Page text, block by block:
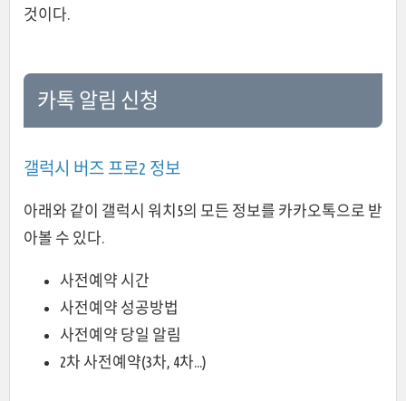
것이다.
카톡 알림 신청
갤럭시 버즈 프로2 정보
아래와 같이 갤럭시 워치5의 모든 정보를 카카오톡으로 받
아볼 수 있다.
사전예약 시간
사전예약 성공방법
사전예약 당일 알림
2차 사전예약(3차, 4차...)